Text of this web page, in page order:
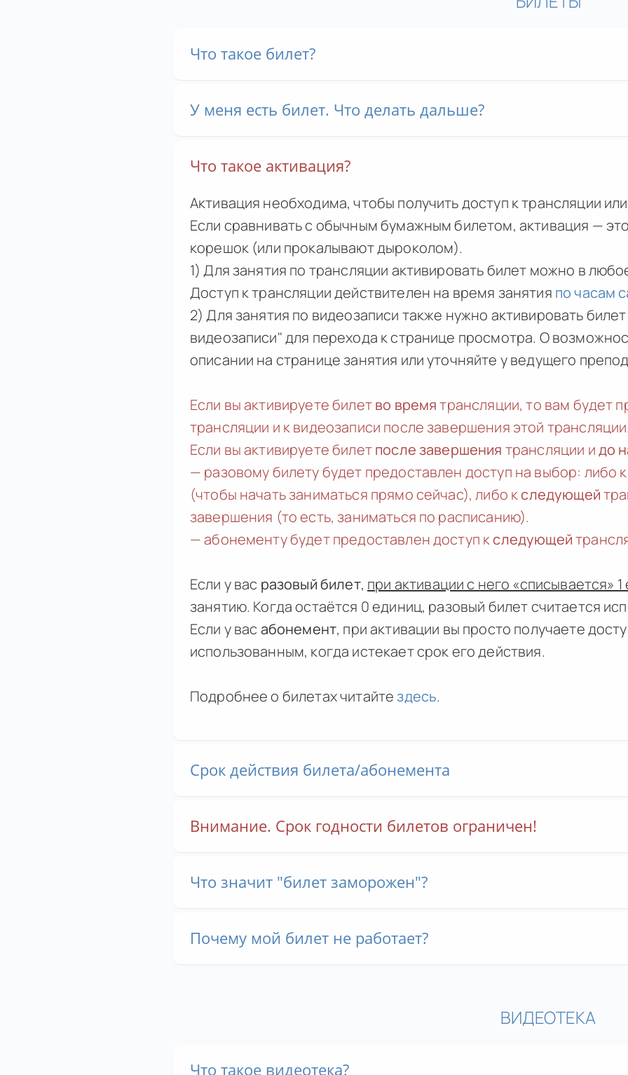
Что такое билет?
У меня есть билет. Что делать дальше?
Что такое активация?
Активация необходима, чтобы получить доступ к трансляции
Если сравнивать с обычным бумажным билетом, активация —
корешок (или прокалывают дыроколом).
1) Для занятия по трансляции активировать билет можно в
Доступ к трансляции действителен на время занятия по часам
2) Для занятия по видеозаписи также нужно активировать
видеозаписи" для перехода к странице просмотра. О
описании на странице занятия или уточняйте у ведущего
Если вы активируете билетво времятрансляции, то вам будет
трансляции и к видеозаписи после завершения этой
Если вы активируете билетпосле завершения трансляции идо
— разовому билету будет предоставлен доступ на выбор: либо
(чтобы начать заниматься прямо сейчас), либо кследующей
завершения (то есть, заниматься по расписанию).
— абонементу будет предоставлен доступ кследующей
Если у вас разовый билет, при активации с него «списывается»
занятию. Когда остаётся 0 единиц, разовый билет считается
Если у вас абонемент, при активации вы просто получаете
использованным, когда истекает срок его действия.
Подробнее о билетах читайтездесь.
Срок действия билета/абонемента
Внимание. Срок годности билетов ограничен!
Что значит "билет заморожен"?
Почему мой билет не работает?
ВИДЕОТЕКА
Что такое видеотека?